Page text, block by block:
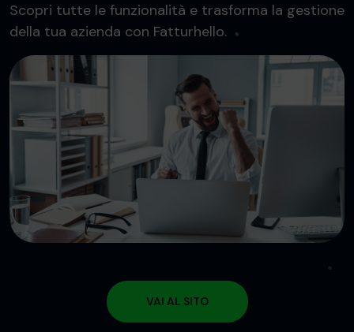
Scopri tutte le funzionalità e trasforma la gestione
della tua azienda con Fatturhello.
VAI AL SITO